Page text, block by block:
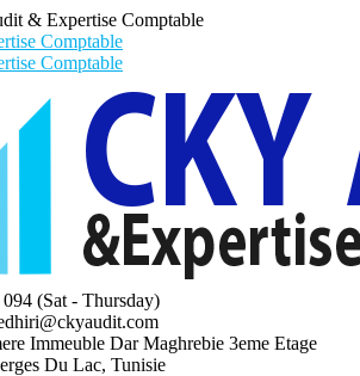
& Expertise Comptable
(Sat - Thursday)
Immeuble Dar Maghrebie 3eme Etage
Du Lac, Tunisie